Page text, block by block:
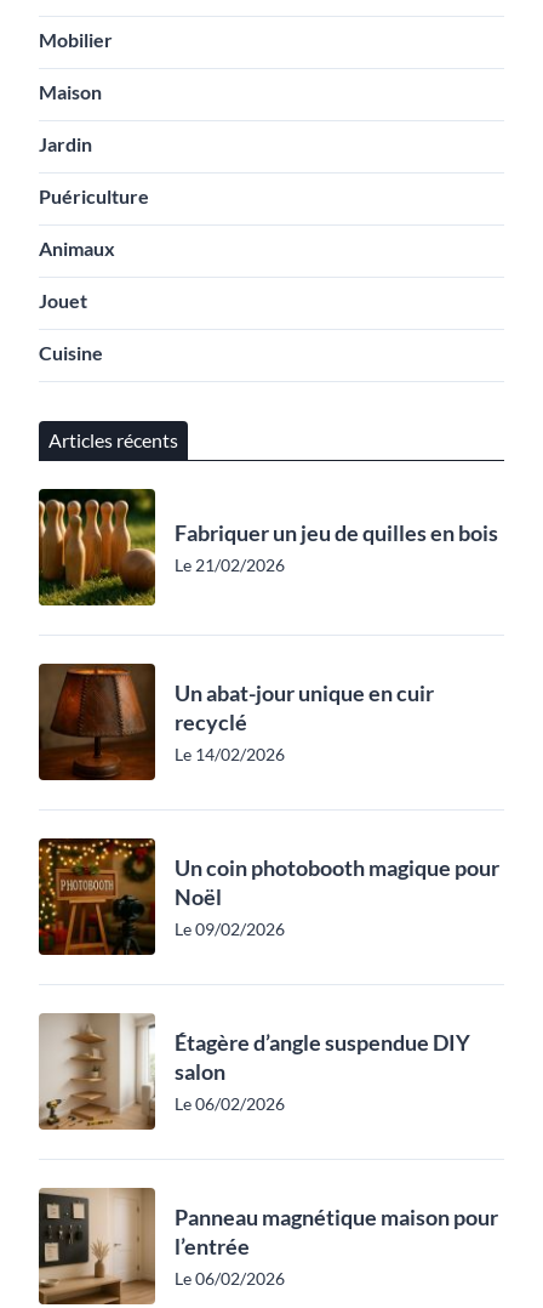
Mobilier
Maison
Jardin
Puériculture
Animaux
Jouet
Cuisine
Articles récents
Fabriquer un jeu de quilles en bois
Le 21/02/2026
Un abat-jour unique en cuir
recyclé
Le 14/02/2026
Un coin photobooth magique pour
Noël
Le 09/02/2026
Étagère d’angle suspendue DIY
salon
Le 06/02/2026
Panneau magnétique maison pour
l’entrée
Le 06/02/2026